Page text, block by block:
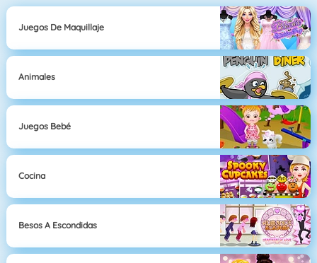
Juegos De Maquillaje
Animales
Juegos Bebé
Cocina
Besos A Escondidas